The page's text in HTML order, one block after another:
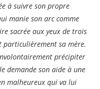
à suivre son propre
manie son arc comme
sacrée aux yeux de trois
particulièrement sa mère.
précipiter
demande son aide à une
malheureux qui va lui